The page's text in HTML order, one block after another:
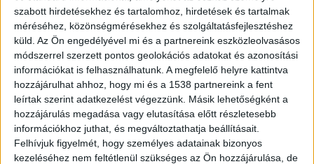
szabott hirdetésekhez és tartalomhoz, hirdetések és tartalmak
méréséhez, közönségmérésekhez és szolgáltatásfejlesztéshez
küld. Az Ön engedélyével mi és a partnereink eszközleolvasásos
módszerrel szerzett pontos geolokációs adatokat és azonosítási
információkat is felhasználhatunk. A megfelelő helyre kattintva
hozzájárulhat ahhoz, hogy mi és a 1538 partnereink a fent
leírtak szerint adatkezelést végezzünk. Másik lehetőségként a
hozzájárulás megadása vagy elutasítása előtt részletesebb
információkhoz juthat, és megváltoztathatja beállításait.
Felhívjuk figyelmét, hogy személyes adatainak bizonyos
kezeléséhez nem feltétlenül szükséges az Ön hozzájárulása, de
hőmérséklet a hét első napján 5-11 fok között
alakul. Napközben várhatóan 18-22 fok lesz.
Kedden már kisüt a nap
Június első napján, kedden már néhány órára
megmutatja a nap az igazi erejét, és csak néhol
fordulhatnak elő esők és zivatarok. Sok helyen
megélénkül és erős lesz a légmozgás. Hajnalban